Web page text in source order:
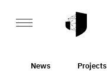
News Projects